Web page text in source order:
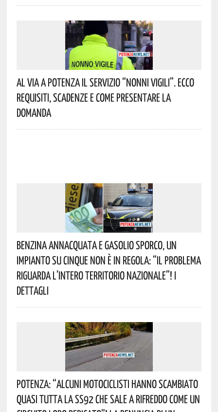
Al Via A Potenza Il Servizio “Nonni Vigili”. Ecco
Requisiti, Scadenze E Come Presentare La
Domanda
Benzina Annacquata E Gasolio Sporco, Un
Impianto Su Cinque Non È In Regola: “il Problema
Riguarda L’intero Territorio Nazionale”! I
Dettagli
Potenza: “alcuni Motociclisti Hanno Scambiato
Quasi Tutta La SS92 Che Sale A Rifreddo Come Un